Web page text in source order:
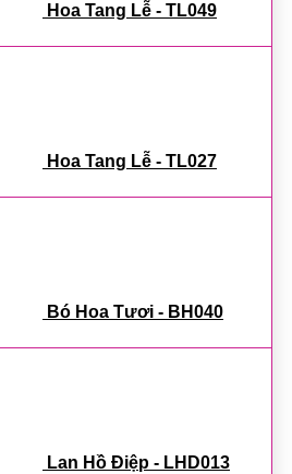
Hoa Tang Lễ - TL049
Hoa Tang Lễ - TL027
Bó Hoa Tươi - BH040
Lan Hồ Điệp - LHD013